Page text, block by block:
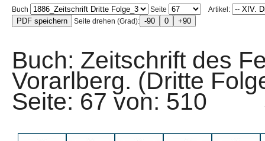
Buch Seite
Artikel:
Seite drehen (Grad):
Buch: Zeitschrift des
Vorarlberg. (Dritte
Seite: 67 von: 510